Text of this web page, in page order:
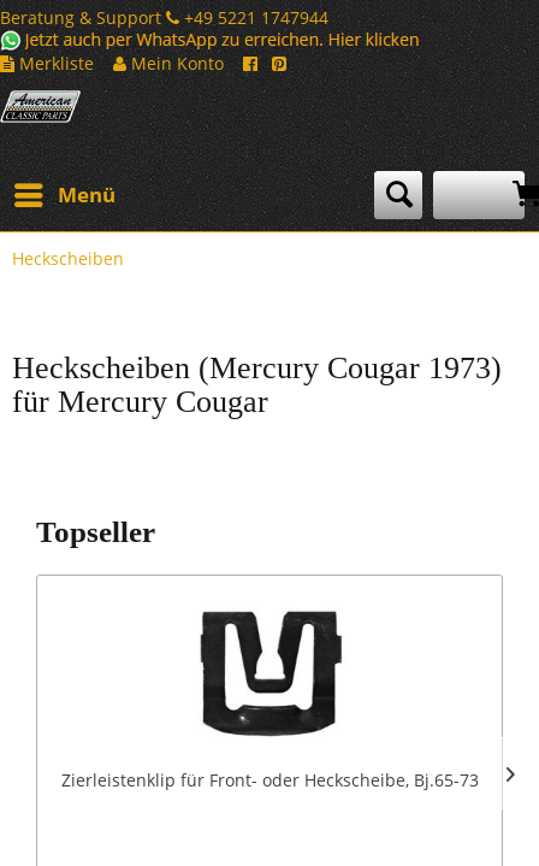
Beratung & Support
+49 5221 1747944
Merkliste
Mein Konto
Menü
Heckscheiben
Heckscheiben (Mercury Cougar 1973)
für Mercury Cougar
Topseller
Zierleistenklip für Front- oder Heckscheibe, Bj.65-73